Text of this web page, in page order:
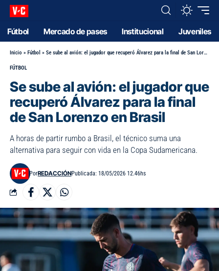
Fútbol Mercado de pases Institucional Juveniles
Inicio » Fútbol » Se sube al avión: el jugador que recuperó Álvarez para la final de San Lorenzo en Brasil
FÚTBOL
Se sube al avión: el jugador que
recuperó Álvarez para la final
de San Lorenzo en Brasil
A horas de partir rumbo a Brasil, el técnico suma una
alternativa para seguir con vida en la Copa Sudamericana.
PorREDACCIÓNPublicada: 18/05/2026 12.46hs